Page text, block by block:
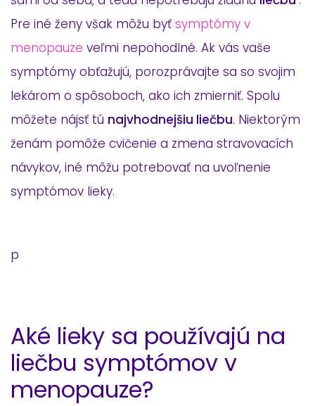
Pre iné ženy však môžu byť symptómy v
menopauze veľmi nepohodlné. Ak vás vaše
symptómy obťažujú, porozprávajte sa so svojim
lekárom o spôsoboch, ako ich zmierniť. Spolu
môžete nájsť tú najvhodnejšiu liečbu. Niektorým
ženám pomôže cvičenie a zmena stravovacích
návykov, iné môžu potrebovať na uvoľnenie
symptómov lieky.
p
Aké lieky sa používajú na
liečbu symptómov v
menopauze?